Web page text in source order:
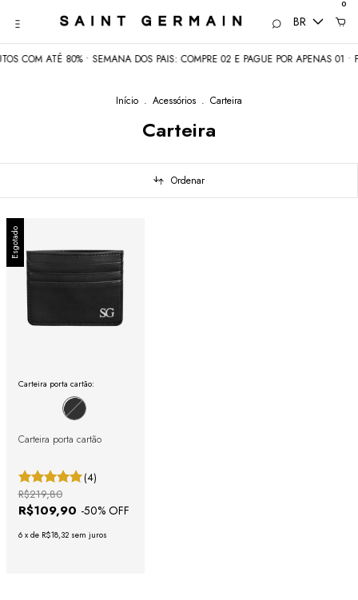
BR
0
COM ATÉ 80% • SEMANA DOS PAIS: COMPRE 02 E PAGUE POR APENAS 01 •
Início . Acessórios . Carteira
Carteira
Ordenar
Esgotado
Carteira porta cartão:
Carteira porta cartão
(4)
R$109,90 -50% OFF
R$219,80
6 x de R$18,32 sem juros